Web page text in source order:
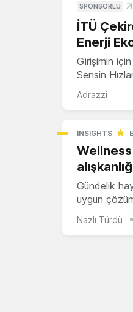
SPONSORLU
İTÜ
Enerji
Girişimin
Sensin
Adrazzi
INSIGHTS
Gündelik
uygun
Nazlı Türdü